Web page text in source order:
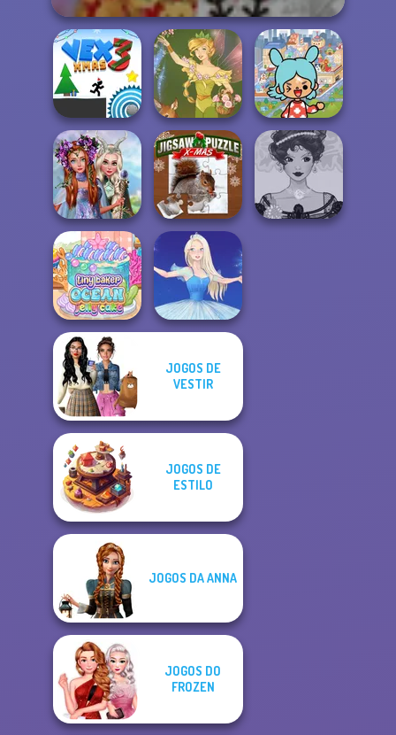
Vex 3 Xmas Vintage Fairy
Toca Boca
Everything
Unlocked
Princesses
Fantasy
Makeover
Jigsaw Puzzle
XMas
Tiny Baker Ocean
Jelly Cake
JOGOS DE
VESTIR
JOGOS DE
ESTILO
JOGOS DA ANNA
JOGOS DO
FROZEN